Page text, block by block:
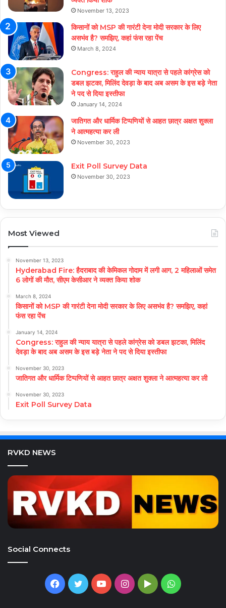
November 13, 2023
किसानों को MSP की गारंटी देना मोदी सरकार के लिए
असभंव है? समझिए, कहां फंस रहा पेंच
March 8, 2024
Congress: राहुल की न्याय यात्रा से पहले कांग्रेस को
डबल झटका, मिलिंद देवड़ा के बाद अब असम के इस बड़े नेता
ने पद से दिया इस्तीफा
January 14, 2024
जातिगत और धार्मिक टिप्पणियों से आहत छात्र अक्षत शुक्ला
ने आत्महत्या कर ली
November 30, 2023
Exit Poll Survey Data
November 30, 2023
Most Viewed
November 13, 2023
Hyderabad Fire: हैदराबाद की केमिकल गोदाम में लगी आग, 2 महिलाओं समेत
6 लोगों की मौत, सीएम केसीआर ने व्यक्त किया शोक
March 8, 2024
किसानों को MSP की गारंटी देना मोदी सरकार के लिए असभंव है? समझिए, कहां
फंस रहा पेंच
January 14, 2024
Congress: राहुल की न्याय यात्रा से पहले कांग्रेस को डबल झटका, मिलिंद
देवड़ा के बाद अब असम के इस बड़े नेता ने पद से दिया इस्तीफा
November 30, 2023
जातिगत और धार्मिक टिप्पणियों से आहत छात्र अक्षत शुक्ला ने आत्महत्या कर ली
November 30, 2023
Exit Poll Survey Data
RVKD NEWS
Social Connects
Facebook
TwitterYouTubeInstagram
GoogleWhatsApp